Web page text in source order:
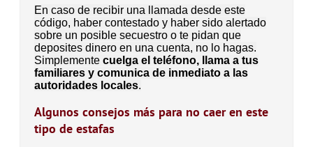
En caso de recibir una llamada desde este
código, haber contestado y haber sido alertado
sobre un posible secuestro o te pidan que
deposites dinero en una cuenta, no lo hagas.
Simplemente cuelga el teléfono, llama a tus
familiares y comunica de inmediato a las
autoridades locales.
Algunos consejos más para no caer en este
tipo de estafas